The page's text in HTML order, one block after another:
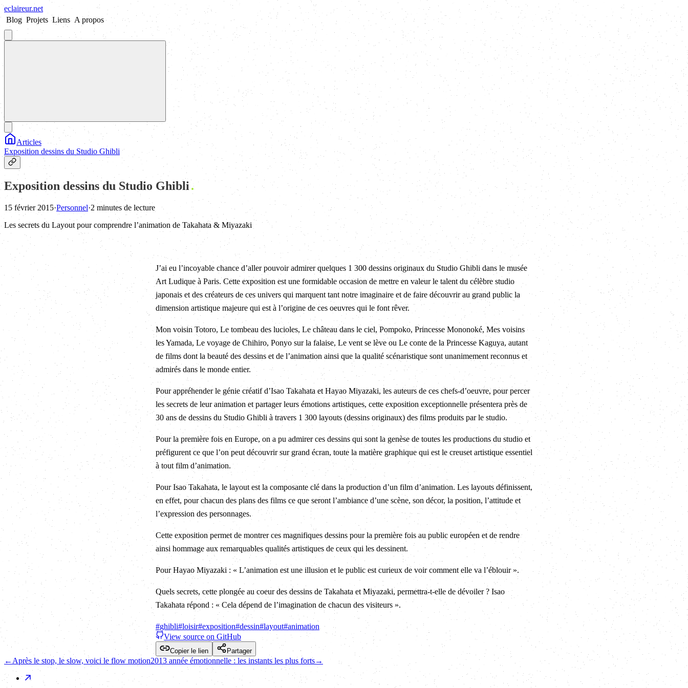
eclaireur.net
Blog Projets Liens A propos
Articles
Exposition dessins du Studio Ghibli
Exposition dessins du Studio Ghibli
15 février 2015·Personnel·2 minutes de lecture
Les secrets du Layout pour comprendre l’animation de Takahata & Miyazaki
J’ai eu l’incoyable chance d’aller pouvoir admirer quelques 1 300 dessins originaux du Studio Ghibli dans le musée
Art Ludique à Paris. Cette exposition est une formidable occasion de mettre en valeur le talent du célèbre studio
japonais et des créateurs de ces univers qui marquent tant notre imaginaire et de faire découvrir au grand public la
dimension artistique majeure qui est à l’origine de ces oeuvres qui le font rêver.
Mon voisin Totoro, Le tombeau des lucioles, Le château dans le ciel, Pompoko, Princesse Mononoké, Mes voisins
les Yamada, Le voyage de Chihiro, Ponyo sur la falaise, Le vent se lève ou Le conte de la Princesse Kaguya, autant
de films dont la beauté des dessins et de l’animation ainsi que la qualité scénaristique sont unanimement reconnus et
admirés dans le monde entier.
Pour appréhender le génie créatif d’Isao Takahata et Hayao Miyazaki, les auteurs de ces chefs-d’oeuvre, pour percer
les secrets de leur animation et partager leurs émotions artistiques, cette exposition exceptionnelle présentera près de
30 ans de dessins du Studio Ghibli à travers 1 300 layouts (dessins originaux) des films produits par le studio.
Pour la première fois en Europe, on a pu admirer ces dessins qui sont la genèse de toutes les productions du studio et
préfigurent ce que l’on peut découvrir sur grand écran, toute la matière graphique qui est le creuset artistique essentiel
à tout film d’animation.
Pour Isao Takahata, le layout est la composante clé dans la production d’un film d’animation. Les layouts définissent,
en effet, pour chacun des plans des films ce que seront l’ambiance d’une scène, son décor, la position, l’attitude et
l’expression des personnages.
Cette exposition permet de montrer ces magnifiques dessins pour la première fois au public européen et de rendre
ainsi hommage aux remarquables qualités artistiques de ceux qui les dessinent.
Pour Hayao Miyazaki : « L’animation est une illusion et le public est curieux de voir comment elle va l’éblouir ».
Quels secrets, cette plongée au coeur des dessins de Takahata et Miyazaki, permettra-t-elle de dévoiler ? Isao
Takahata répond : « Cela dépend de l’imagination de chacun des visiteurs ».
#ghibli#loisir#exposition#dessin#layout#animation
View source on GitHub
Copier le lien Partager
← Après le stop, le slow, voici le flow motion2013 année émotionnelle : les instants les plus forts→